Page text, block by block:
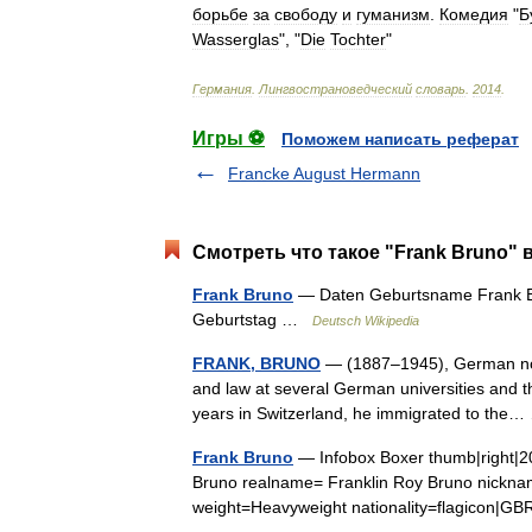
борьбе за свободу и гуманизм Комедия "
Wasserglas", "Die Tochter"
Германия Лингвострановедческий словарь 2014
Игры ⚽
Поможем написать реферат
Francke August Hermann
Смотреть что такое "Frank Bruno"
Frank Bruno — Daten Geburtsname Frank
Geburtstag …
Deutsch Wikipedia
FRANK, BRUNO — (1887–1945), German
and law at several German universities and
years in Switzerland, he immigrated to
Frank Bruno — Infobox Boxer
Bruno realname= Franklin Roy Bruno
weight=Heavyweight